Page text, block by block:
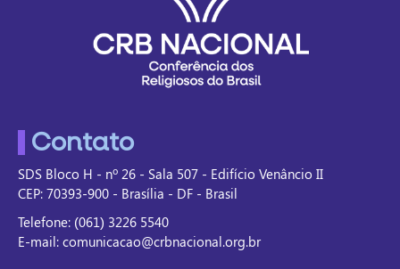
Contato
SDS Bloco H - nº 26 - Sala 507 - Edifício Venâncio II
CEP: 70393-900 - Brasília - DF - Brasil
Telefone: (061) 3226 5540
E-mail: comunicacao@crbnacional.org.br